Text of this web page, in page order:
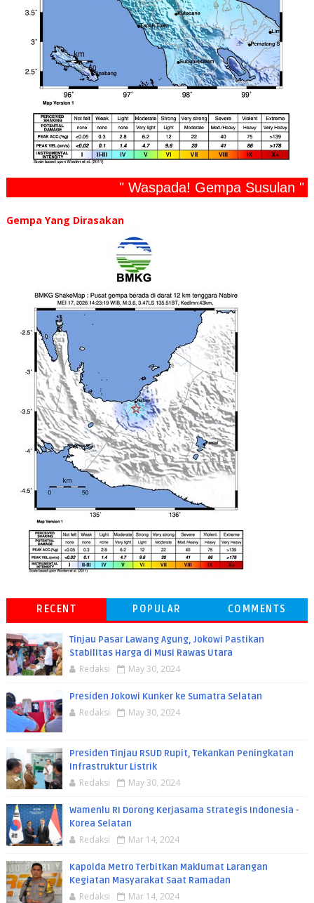
" Waspada! Gempa Susulan "
Gempa Yang Dirasakan
RECENT POPULAR COMMENTS
Tinjau Pasar Lawang Agung, Jokowi Pastikan
Stabilitas Harga di Musi Rawas Utara
Redaksi May 30, 2024
Presiden Jokowi Kunker ke Sumatra Selatan
Redaksi May 30, 2024
Presiden Tinjau RSUD Rupit, Tekankan Peningkatan
Infrastruktur Listrik
Redaksi May 30, 2024
Wamenlu RI Dorong Kerjasama Strategis Indonesia -
Korea Selatan
Redaksi Mar 14, 2024
Kapolda Metro Terbitkan Maklumat Larangan
Kegiatan Masyarakat Saat Ramadan
Redaksi Mar 14, 2024